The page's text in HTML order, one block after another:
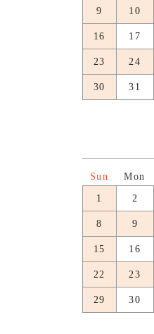
9 10
16 17
23 24
30 31
1 2
8 9
15 16
22 23
29 30